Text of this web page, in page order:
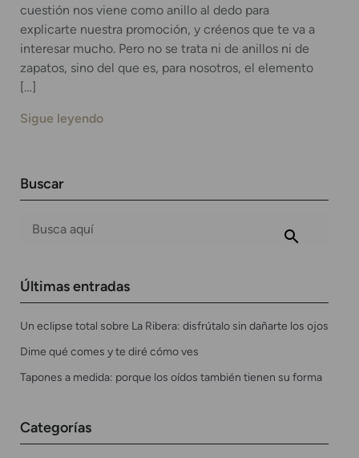
cuestión nos viene como anillo al dedo para
explicarte nuestra promoción, y créenos que te va a
interesar mucho. Pero no se trata ni de anillos ni de
zapatos, sino del que es, para nosotros, el elemento
[…]
Sigue leyendo
Buscar
Últimas entradas
Un eclipse total sobre La Ribera: disfrútalo sin dañarte los ojos
Dime qué comes y te diré cómo ves
Tapones a medida: porque los oídos también tienen su forma
Categorías